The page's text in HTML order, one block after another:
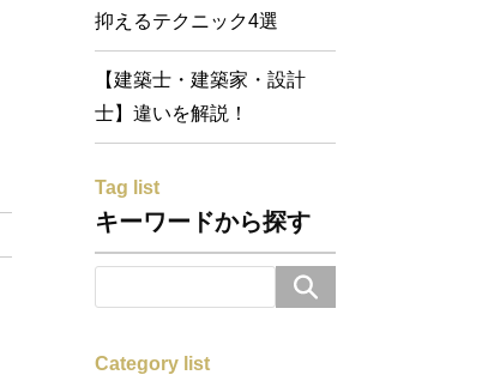
抑えるテクニック4選
【建築士・建築家・設計
士】違いを解説！
Tag list
キーワードから探す
Category list